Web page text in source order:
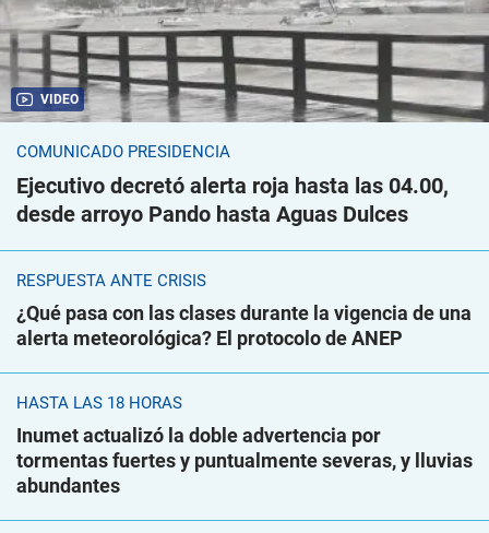
VIDEO
COMUNICADO PRESIDENCIA
Ejecutivo decretó alerta roja hasta las 04.00,
desde arroyo Pando hasta Aguas Dulces
RESPUESTA ANTE CRISIS
¿Qué pasa con las clases durante la vigencia de una
alerta meteorológica? El protocolo de ANEP
HASTA LAS 18 HORAS
Inumet actualizó la doble advertencia por
tormentas fuertes y puntualmente severas, y lluvias
abundantes